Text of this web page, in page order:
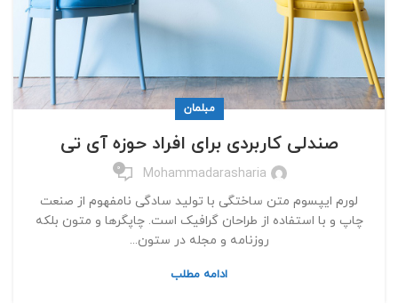
مبلمان
صندلی کاربردی برای افراد حوزه آی تی
Mohammadarasharia
0
لورم ایپسوم متن ساختگی با تولید سادگی نامفهوم از صنعت
چاپ و با استفاده از طراحان گرافیک است. چاپگرها و متون بلکه
روزنامه و مجله در ستون...
ادامه مطلب